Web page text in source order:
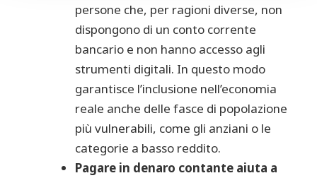
persone che, per ragioni diverse, non
dispongono di un conto corrente
bancario e non hanno accesso agli
strumenti digitali. In questo modo
garantisce l’inclusione nell’economia
reale anche delle fasce di popolazione
più vulnerabili, come gli anziani o le
categorie a basso reddito.
Pagare in denaro contante aiuta a